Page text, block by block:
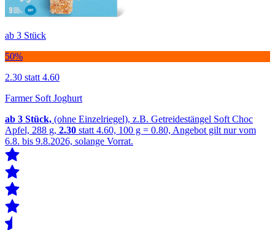
ab 3 Stück
50%
2.30 statt 4.60
Farmer Soft Joghurt
ab 3 Stück, (ohne Einzelriegel), z.B. Getreidestängel Soft Choc
Apfel, 288 g, 2.30 statt 4.60, 100 g = 0.80, Angebot gilt nur vom
6.8. bis 9.8.2026, solange Vorrat.